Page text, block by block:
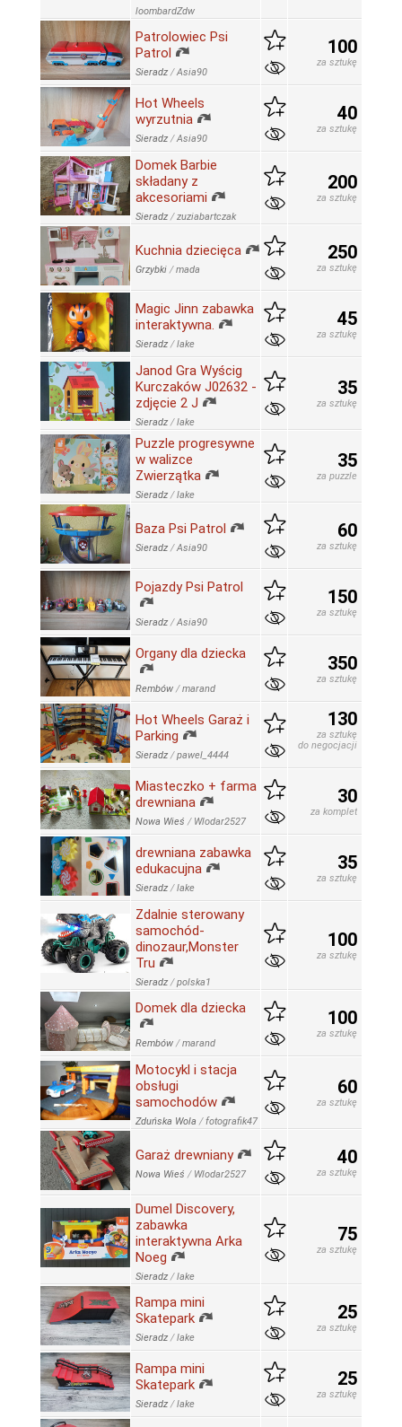
loombardZdw
Patrolowiec Psi
Patrol
Sieradz /Asia90
100
za sztukę
Hot Wheels
wyrzutnia
Sieradz /Asia90
40
za sztukę
Domek Barbie
składany z
akcesoriami
Sieradz /zuziabartczak
200
za sztukę
Kuchnia dziecięca
Grzybki /mada
250
za sztukę
Magic Jinn zabawka
interaktywna.
Sieradz /lake
45
za sztukę
Janod Gra Wyścig
Kurczaków J02632 -
zdjęcie 2 J
Sieradz /lake
35
za sztukę
Puzzle progresywne
w walizce
Zwierzątka
Sieradz /lake
35
za puzzle
Baza Psi Patrol
Sieradz /Asia90
60
za sztukę
Pojazdy Psi Patrol
Sieradz /Asia90
150
za sztukę
Organy dla dziecka
Rembów /marand
350
za sztukę
Hot Wheels Garaż i
Parking
Sieradz /pawel_4444
130
za sztukę
do negocjacji
Miasteczko + farma
drewniana
Nowa Wieś / Wlodar2527
30
za komplet
drewniana zabawka
edukacujna
Sieradz /lake
35
za sztukę
Zdalnie sterowany
samochód-
dinozaur,Monster
Tru
Sieradz /polska1
100
za sztukę
Domek dla dziecka
Rembów /marand
100
za sztukę
Motocykl i stacja
obsługi
samochodów
Zduńska Wola /fotografik47
60
za sztukę
Garaż drewniany
Nowa Wieś / Wlodar2527
40
za sztukę
Dumel Discovery,
zabawka
interaktywna Arka
Noeg
Sieradz /lake
75
za sztukę
Rampa mini
Skatepark
Sieradz /lake
25
za sztukę
Rampa mini
Skatepark
Sieradz /lake
25
za sztukę